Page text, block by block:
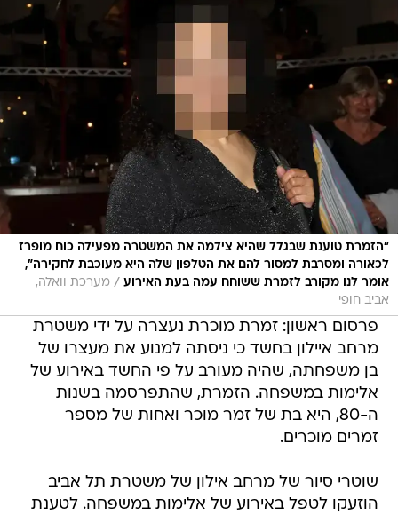
"הזמרת טוענת שבגלל שהיא צילמה את המשטרה מפעילה כוח מופרז
לכאורה ומסרבת למסור להם את הטלפון שלה היא מעוכבת לחקירה",
אומר לנו מקורב לזמרת ששוחח עמה בעת האירוע / מערכת וואלה,
אביב חופי
פרסום ראשון: זמרת מוכרת נעצרה על ידי משטרת
מרחב איילון בחשד כי ניסתה למנוע את מעצרו של
בן משפחתה, שהיה מעורב על פי החשד באירוע של
אלימות במשפחה. הזמרת, שהתפרסמה בשנות
ה-80, היא בת של זמר מוכר ואחות של מספר
זמרים מוכרים.
שוטרי סיור של מרחב אילון של משטרת תל אביב
הוזעקו לטפל באירוע של אלימות במשפחה. לטענת